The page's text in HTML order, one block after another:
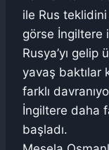
ile Rus teklidini
görse İngiltere
Rusya’yı
yavaş baktılar
farklı
İngiltere daha
başladı.